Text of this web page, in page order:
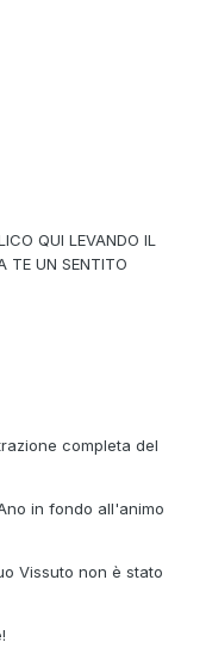
QUI LEVANDO IL
TE UN SENTITO
completa del
in fondo all'animo
Vissuto non è stato